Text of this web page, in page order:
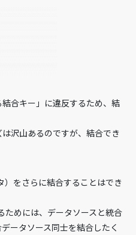
結合キー」に違反するため、結
沢山あるのですが、結合でき
をさらに結合することはでき
ためには、データソースと統合
ータソース同士を結合したく